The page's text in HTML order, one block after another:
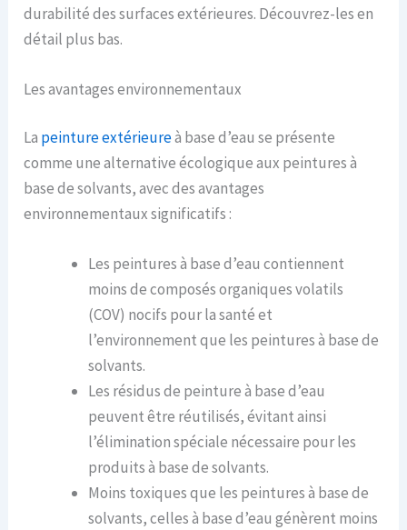
durabilité des surfaces extérieures. Découvrez-les en
détail plus bas.
Les avantages environnementaux
La peinture extérieureà base d’eau se présente
comme une alternative écologique aux peintures à
base de solvants, avec des avantages
environnementaux significatifs :
Les peintures à base d’eau contiennent
moins de composés organiques volatils
(COV) nocifs pour la santé et
l’environnement que les peintures à base de
solvants.
Les résidus de peinture à base d’eau
peuvent être réutilisés, évitant ainsi
l’élimination spéciale nécessaire pour les
produits à base de solvants.
Moins toxiques que les peintures à base de
solvants, celles à base d’eau génèrent moins